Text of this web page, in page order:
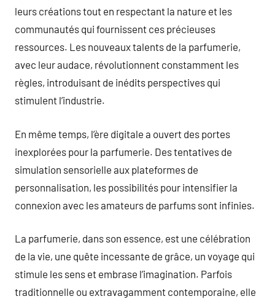
leurs créations tout en respectant la nature et les
communautés qui fournissent ces précieuses
ressources. Les nouveaux talents de la parfumerie,
avec leur audace, révolutionnent constamment les
règles, introduisant de inédits perspectives qui
stimulent l’industrie.
En même temps, l’ère digitale a ouvert des portes
inexplorées pour la parfumerie. Des tentatives de
simulation sensorielle aux plateformes de
personnalisation, les possibilités pour intensifier la
connexion avec les amateurs de parfums sont infinies.
La parfumerie, dans son essence, est une célébration
de la vie, une quête incessante de grâce, un voyage qui
stimule les sens et embrase l’imagination. Parfois
traditionnelle ou extravagamment contemporaine, elle